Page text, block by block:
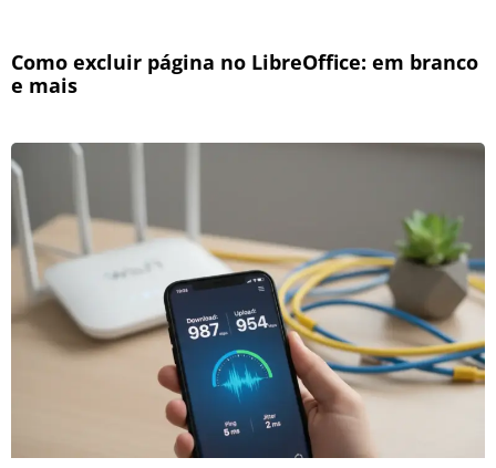
Como excluir página no LibreOffice: em branco
e mais